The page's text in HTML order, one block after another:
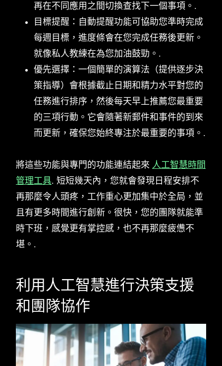
再在不同應用之間切換查找下一個事項。.
目標提醒：自動提醒功能可協助您準時完成
每週目標，進度條會在您完成任務後更新。
就像私人教練在為您加油鼓勁。.
優先選擇：一個簡單的演算法（提供逐步決
策指導）會根據截止日期和精力水平對您的
任務進行排序，然後每天早上推薦您最重要
的三項行動。它會隨著新郵件和事件的到來
而更新，確保您始終專注於最重要的事項。.
將這些功能與專門的功能連結起來 人工智慧時間
管理工具. 短短幾天內，您就會發現日程安排不
再那麼令人頭疼，工作重心更加集中於全局，並
且有更多時間進行創新。很快，您的團隊就能準
時下班，感覺更有掌控感，也不再那麼疲憊不
堪。.
利用人工智慧進行決策支援
和團隊協作